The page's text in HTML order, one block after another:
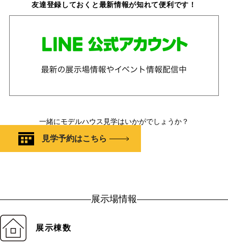
友達登録しておくと最新情報が知れて便利です！
一緒にモデルハウス見学はいかがでしょうか？
見学予約はこちら
展示場情報
展示棟数